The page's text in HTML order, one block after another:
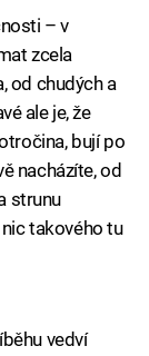
– v
zcela
od chudých a
ale je, že
bují po
nacházíte, od
strunu
takového tu
vedví